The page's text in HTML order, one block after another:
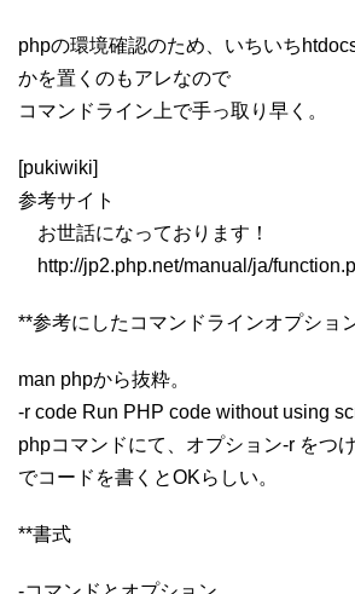
phpの環境確認のため、いちいち
かを置くのもアレなので
コマンドライン上で手っ取り早く。
[pukiwiki]
参考サイト
お世話になっております！
http://jp2.php.net/manual/ja/
**参考にしたコマンドラインオプショ
man phpから抜粋。
-r code Run PHP code without using
phpコマンドにて、オプション-r をつけ
でコードを書くとOKらしい。
**書式